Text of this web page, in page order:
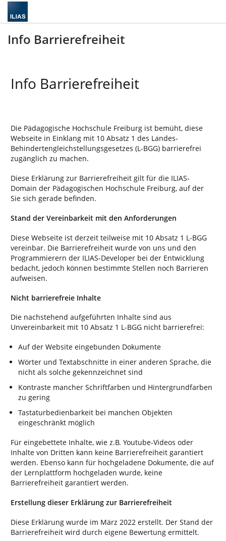
Info Barrierefreiheit
Info Barrierefreiheit
Die Pädagogische Hochschule Freiburg ist bemüht, diese
Webseite in Einklang mit 10 Absatz 1 des Landes-
Behindertengleichstellungsgesetzes (L-BGG) barrierefrei
zugänglich zu machen.
Diese Erklärung zur Barrierefreiheit gilt für die ILIAS-
Domain der Pädagogischen Hochschule Freiburg, auf der
Sie sich gerade befinden.
Stand der Vereinbarkeit mit den Anforderungen
Diese Webseite ist derzeit teilweise mit 10 Absatz 1 L-BGG
vereinbar. Die Barrierefreiheit wurde von uns und den
Programmierern der ILIAS-Developer bei der Entwicklung
bedacht, jedoch können bestimmte Stellen noch Barrieren
aufweisen.
Nicht barrierefreie Inhalte
Die nachstehend aufgeführten Inhalte sind aus
Unvereinbarkeit mit 10 Absatz 1 L-BGG nicht barrierefrei:
Auf der Website eingebunden Dokumente
Wörter und Textabschnitte in einer anderen Sprache, die
nicht als solche gekennzeichnet sind
Kontraste mancher Schriftfarben und Hintergrundfarben
zu gering
Tastaturbedienbarkeit bei manchen Objekten
eingeschränkt möglich
Für eingebettete Inhalte, wie z.B. Youtube-Videos oder
Inhalte von Dritten kann keine Barrierefreiheit garantiert
werden. Ebenso kann für hochgeladene Dokumente, die auf
der Lernplattform hochgeladen wurde, keine
Barrierefreiheit garantiert werden.
Erstellung dieser Erklärung zur Barrierefreiheit
Diese Erklärung wurde im März 2022 erstellt. Der Stand der
Barrierefreiheit wird durch eigene Bewertung ermittelt.